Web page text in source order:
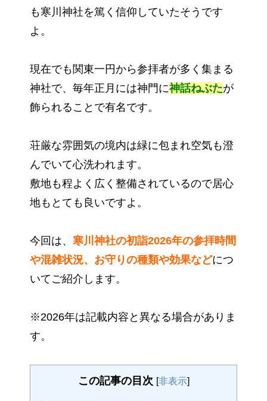
も寒川神社を篤く信仰していたそうです
よ。
現在でも関東一円から参拝者が多く集まる
神社で、毎年正月には神門に神話ねぶたが
飾られることで有名です。
荘厳な雰囲気の境内は緑に包まれ空気も澄
んでいて心洗われます。
敷地も程よく広く整備されているので居心
地もとても良いですよ。
今回は、 寒川神社の初詣2026年の参拝時間
や混雑状況、お守りの種類や効果などにつ
いてご紹介します。
※2026年は記載内容と異なる場合がありま
す。
この記事の目次 [非表示]